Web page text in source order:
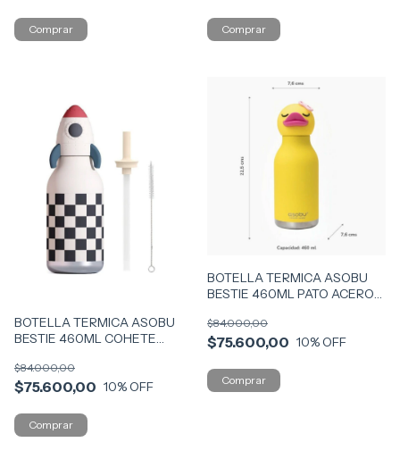
BOTELLA TERMICA ASOBU
BESTIE 460ML COHETE
$75.600,00
$84.000,00
10% OFF
BOTELLA TERMICA ASOBU
BESTIE 460ML PATO ACERO
$75.600,00
$84.000,00
10% OFF